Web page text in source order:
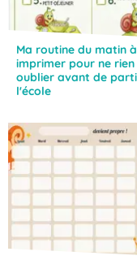
Ma routine du matin à
imprimer pour ne rien
oublier avant de
l'école